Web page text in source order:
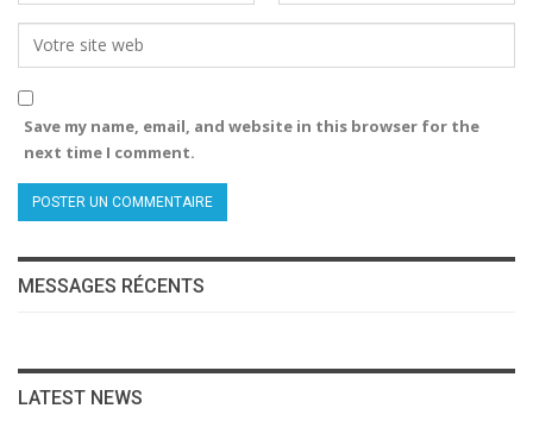
Save my name, email, and website in this browser for the
next time I comment.
MESSAGES RÉCENTS
LATEST NEWS